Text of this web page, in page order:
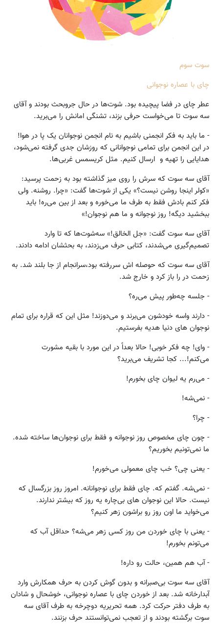
سوت سوم
چای با عصاره نوجوانی
عطر چای در فضا پیچیده بود. شوت‌ها در حال جروبحث بودند و آقای
سه سوت تا می‌خواست حرفی بزند، تشنگی امانش را می‌برید.
- ما باید به فکر انجمنی باشیم به نام انجمن نوجوانان یک پا در هوا!
در این انجمن برای تمامی نوجوانانی که روزشان جدی گرفته نمی‌شود،
هدایایی را تهیه و ارسال کنیم. مثل کریسمس غربی‌ها.
آقای سه سوت که سرش را روی میز گذاشته بود به زحمت پرسید:
«کولر اینجا روشن نیست؟» یکی از شوت‌ها گفت: «چرا. روشنه. ولی
فکر کنم بادش فقط به طرف ما می‌خوره و بعد از بین می‌ره! باید
ببخشید دیگه! روز نوجوانه و ما هم نوجوان!»
آقای سه سوت گفت: «جل الخالق!» سه‌شوت‌ها که تا وارد
تصمیم‌گیری می‌شدند، کتابی حرف می‌زدند، به بحثشان ادامه دادند.
آقای سه سوت که حوصله اش سررفته بود،سرانجام از جا بلند شد. به
زحمت در را باز کرد و خارج شد.
- جلسه چه‌طور پیش می‌ره؟
- دارند واسه خودشون می‌برند و می‌دوزند! مثل این که قراره برای تمام
نوجوان های دنیا هدیه بفرستیم.
- وای! چه فکر خوبی! حالا بعداً در این مورد با بقیه مشورت
می‌کنم!... کجا تشریف می‌برید؟
- می‌رم یه لیوان چای بخورم!
- نمی‌شه!
- چرا؟
- چون چای مخصوص روز نوجوانه و فقط برای نوجوان‌ها ساخته شده.
ما نمی‌تونیم بخوریم؟
- یعنی چی؟ خب چای معمولی می‌خورم!
- نمی‌شه. گفتم که. چای فقط برای نوجوانانه. امروز روز بزرگسال که
نیست. حالا این نوجوان های بی‌چاره یه روز که بیشتر ندارند.
می‌خواید ما اون روز رو براشون زهر کنیم؟
- یعنی با چای خوردن من روز کسی زهر می‌شه؟ حداقل آب که
می‌تونم بخورم!
- آب هم همین، حالت رو داره!
آقای سه سوت بی‌صبرانه و بدون گوش کردن به حرف همکارش وارد
آبدارخانه شد. بعد از خوردن چای با عصاره نوجوانی، خوشحال و شادان
به طرف دفتر حرکت کرد. همه تحریریه دوچرخه به طرف آقای سه
سوت برگشته بودند و از تعجب نمی‌توانستند حرف بزنند.